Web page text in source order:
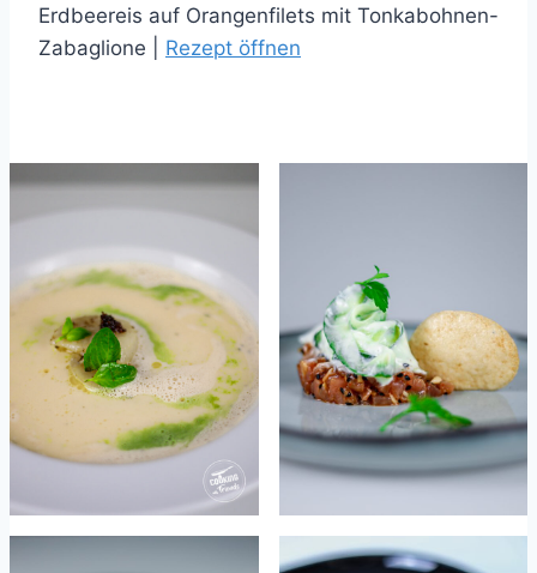
Erdbeereis auf Orangenfilets mit Tonkabohnen-
Zabaglione | Rezept öffnen